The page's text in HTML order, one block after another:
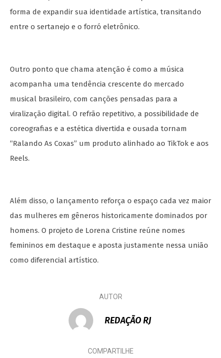
forma de expandir sua identidade artística, transitando
entre o sertanejo e o forró eletrônico.
Outro ponto que chama atenção é como a música
acompanha uma tendência crescente do mercado
musical brasileiro, com canções pensadas para a
viralização digital. O refrão repetitivo, a possibilidade de
coreografias e a estética divertida e ousada tornam
“Ralando As Coxas” um produto alinhado ao TikTok e aos
Reels.
Além disso, o lançamento reforça o espaço cada vez maior
das mulheres em gêneros historicamente dominados por
homens. O projeto de Lorena Cristine reúne nomes
femininos em destaque e aposta justamente nessa união
como diferencial artístico.
AUTOR
REDAÇÃO RJ
COMPARTILHE